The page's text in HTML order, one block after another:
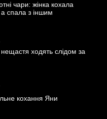
чари: жінка кохала
спала з іншим
ходять слідом за
кохання Яни